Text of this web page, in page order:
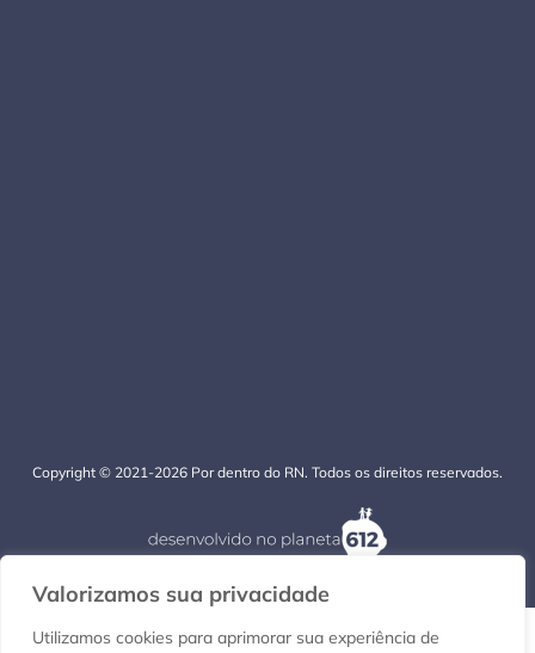
Valorizamos sua privacidade
Utilizamos cookies para aprimorar sua experiência de
Copyright © 2021-2026 Por dentro do RN. Todos os direitos reservados.